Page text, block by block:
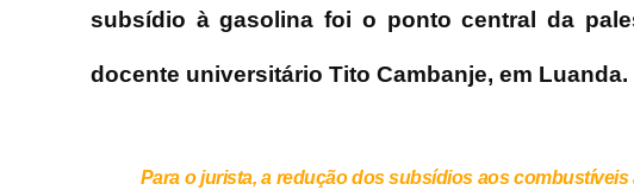
subsídio à gasolina foi o ponto central da
docente universitário Tito Cambanje, em Luanda.
Para o jurista, a redução dos subsídios aos